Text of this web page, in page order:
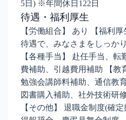
5日) ※年間休日122日
待遇・福利厚生
【労働組合】 あり 【福利
待遇で、みなさまをしっか
【各種手当】 赴任手当、
費補助、引越費用補助 【教
勉強会講師料補助、通信教
図書購入補助、社外技術研
【その他】 退職金制度(確